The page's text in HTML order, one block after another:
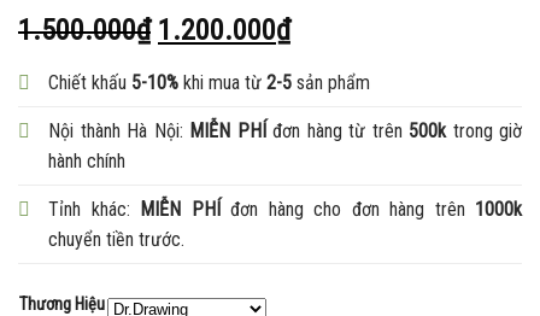
1.500.000₫ 1.200.000₫
Chiết khấu 5-10% khi mua từ 2-5 sản phẩm
Nội thành Hà Nội: MIỄN PHÍđơn hàng từ trên 500k trong giờ
hành chính
Tỉnh khác: MIỄN PHÍđơn hàng cho đơn hàng trên 1000k
chuyển tiền trước.
Thương Hiệu